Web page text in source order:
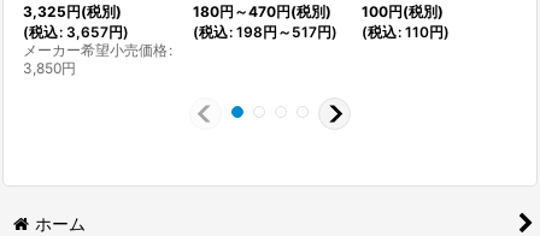
3,325円(税別)
(税込: 3,657円)
メーカー希望小売価格:
3,850円
180円 ～470円(税別)
(税込: 198円 ～517円)
100円(税別)
(税込: 110円)
ホーム